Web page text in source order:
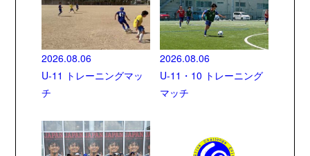
2026.08.06
U-11 トレーニングマッ
チ
2026.08.06
U-11・10 トレーニング
マッチ